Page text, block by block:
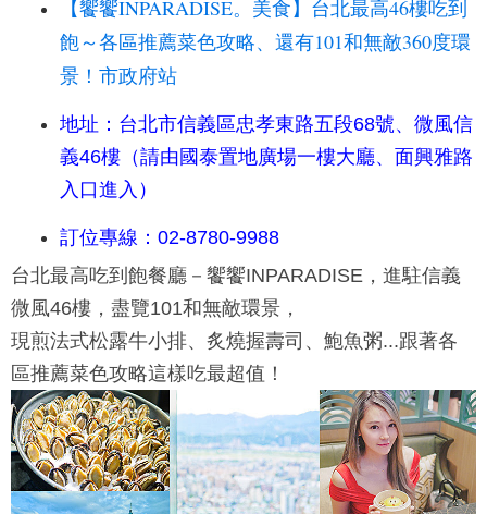
【饗饗INPARADISE。美食】台北最高46樓吃到
飽～各區推薦菜色攻略、還有101和無敵360度環
景！市政府站
地址：台北市信義區忠孝東路五段68號、微風信
義46樓（請由國泰置地廣場一樓大廳、面興雅路
入口進入）
訂位專線：02-8780-9988
台北最高吃到飽餐廳－饗饗INPARADISE，進駐信義
微風46樓，盡覽101和無敵環景，
現煎法式松露牛小排、炙燒握壽司、鮑魚粥...跟著各
區推薦菜色攻略這樣吃最超值！